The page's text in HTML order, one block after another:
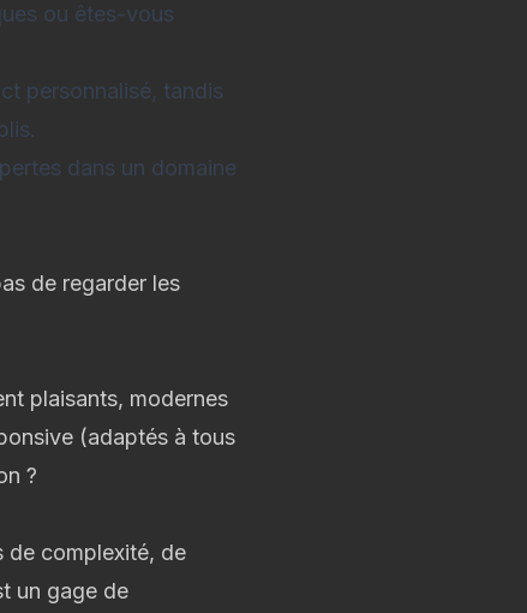
ou êtes-vous
personnalisé, tandis
dans un domaine
de regarder les
plaisants, modernes
(adaptés à tous
?
de complexité, de
un gage de